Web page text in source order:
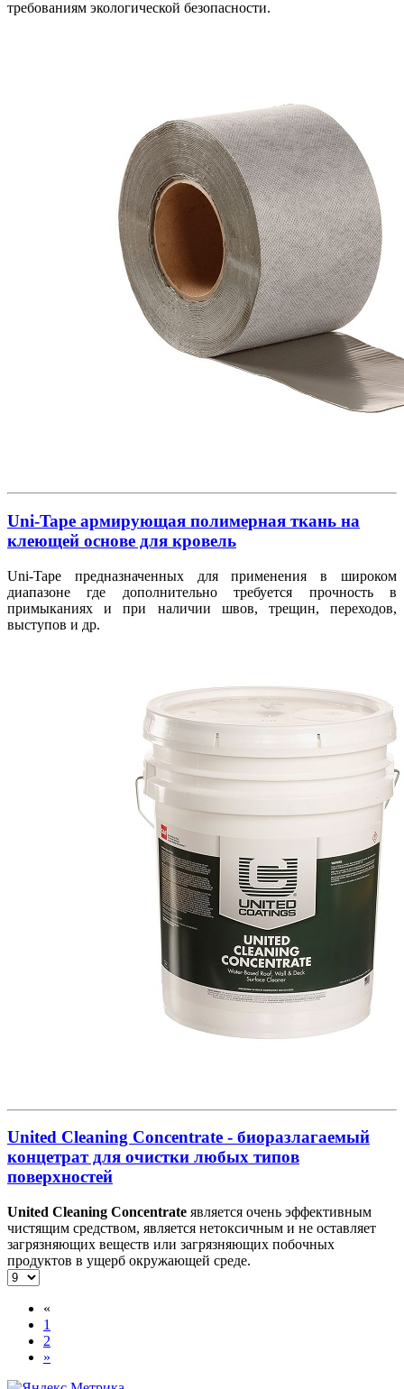
требованиям экологической безопасности.
Uni-Tape армирующая полимерная ткань на
клеющей основе для кровель
Uni-Tape предназначенных для применения в широком
диапазоне где дополнительно требуется прочность в
примыканиях и при наличии швов, трещин, переходов,
выступов и др.
United Cleaning Concentrate - биоразлагаемый
концетрат для очистки любых типов
поверхностей
United Cleaning Concentrate является очень эффективным
чистящим средством, является нетоксичным и не оставляет
загрязняющих веществ или загрязняющих побочных
продуктов в ущерб окружающей среде.
«
1
2
»